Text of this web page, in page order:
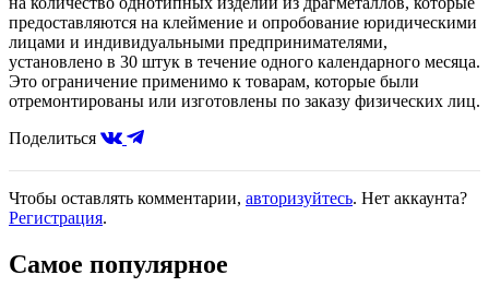
предоставляются на клеймение и опробование юридическими
лицами и индивидуальными предпринимателями,
установлено в 30 штук в течение одного календарного месяца.
Это ограничение применимо к товарам, которые были
отремонтированы или изготовлены по заказу физических лиц.
Поделиться
Чтобы оставлять комментарии, авторизуйтесь. Нет аккаунта?
Регистрация.
Самое популярное